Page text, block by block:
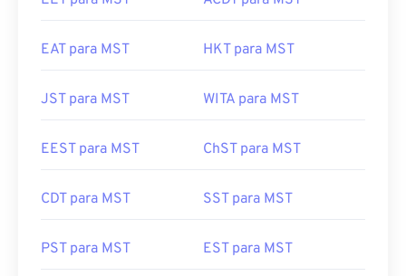
EAT para MST HKT para MST
JST para MST WITA para MST
EEST para MST ChST para MST
CDT para MST SST para MST
PST para MST EST para MST